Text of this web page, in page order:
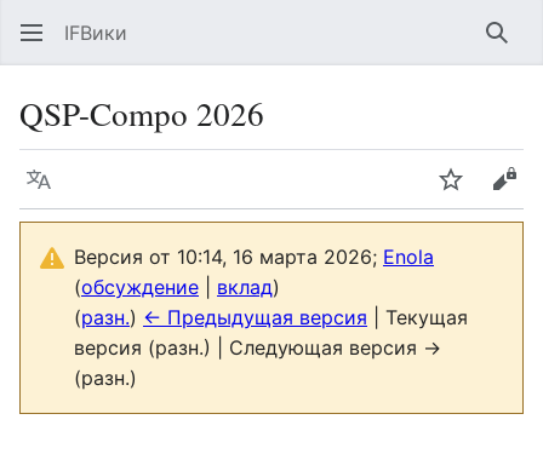
IFВики
QSP-Compo 2026
Язык Следить
Версия от 10:14, 16 марта 2026; Enola
(обсуждение вклад)
(разн.) ← Предыдущая версия | Текущая
версия (разн.) | Следующая версия →
(разн.)